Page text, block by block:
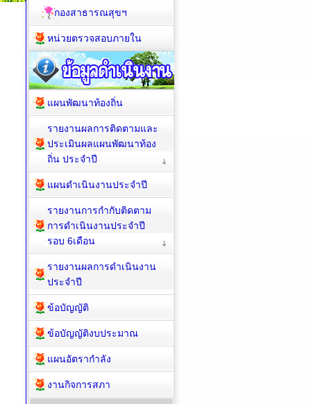
กองสาธารณสุขฯ
หน่วยตรวจสอบภายใน
แผนพัฒนาท้องถิ่น
รายงานผลการติดตามและ
ประเมินผลแผนพัฒนาท้อง
ถิ่น ประจำปี
แผนดำเนินงานประจำปี
รายงานการกำกับติดตาม
การดำเนินงานประจำปี
รอบ 6เดือน
รายงานผลการดำเนินงาน
ประจำปี
ข้อบัญญัติ
ข้อบัญญัติงบประมาณ
แผนอัตรากำลัง
งานกิจการสภา